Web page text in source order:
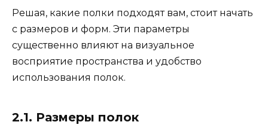
Решая, какие полки подходят вам, стоит начать
с размеров и форм. Эти параметры
существенно влияют на визуальное
восприятие пространства и удобство
использования полок.
2.1. Размеры полок